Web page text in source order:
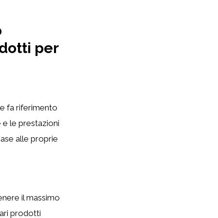
per
fa riferimento
le prestazioni
alle proprie
il massimo
prodotti